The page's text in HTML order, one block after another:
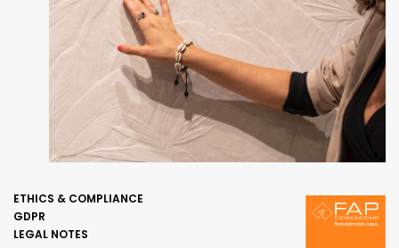
ETHICS & COMPLIANCE
GDPR
LEGAL NOTES